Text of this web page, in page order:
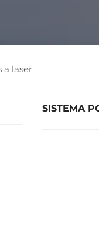
a laser
SISTEMA